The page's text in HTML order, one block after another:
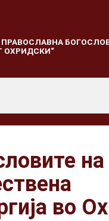
ОХРИДСКИ“
на
во